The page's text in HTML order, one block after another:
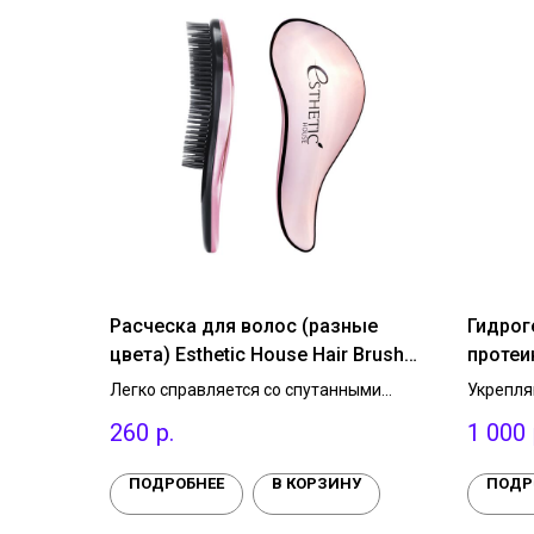
Расческа для волос (разные
цвета) Esthetic House Hair Brush
For Easy Comb
Легко справляется со спутанными
и приглаживает. Выполняет приятный
распутывает волосы. Компактный
формат позволяет брать расческу с
260 р.
ПОДРОБНЕЕ В КОРЗИНУ
1 уп.
глазам
вид,
1 000